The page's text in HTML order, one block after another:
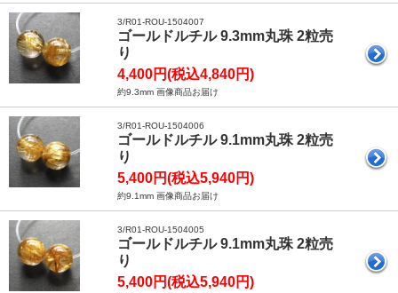
3/R01-ROU-1504007
ゴールドルチル 9.3mm丸珠 2粒売
り
4,400円(税込4,840円)
約9.3mm 画像商品お届け
3/R01-ROU-1504006
ゴールドルチル 9.1mm丸珠 2粒売
り
5,400円(税込5,940円)
約9.1mm 画像商品お届け
3/R01-ROU-1504005
ゴールドルチル 9.1mm丸珠 2粒売
り
5,400円(税込5,940円)